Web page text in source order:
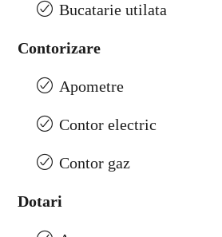
Bucatarie utilata
Contorizare
Apometre
Contor electric
Contor gaz
Dotari